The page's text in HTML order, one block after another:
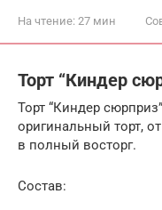
На чтение: 27 мин
Торт “Киндер
Торт “Киндер
оригинальный торт,
в полный восторг.
Состав: